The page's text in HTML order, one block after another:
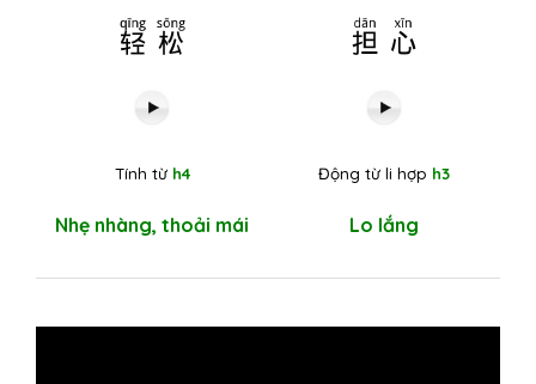
轻松
Tính từ h4
Nhẹ nhàng, thoải mái
担心
Động từ li hợp h3
Lo lắng